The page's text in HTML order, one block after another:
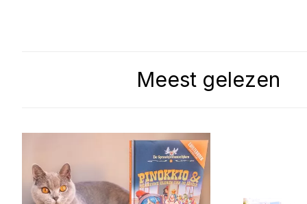
Meest gelezen